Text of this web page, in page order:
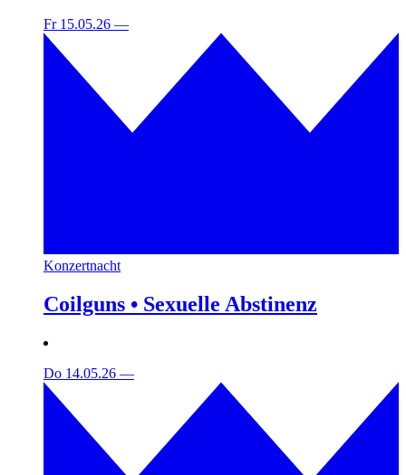
Fr 15.05.26 —
Konzertnacht
Coilguns • Sexuelle Abstinenz
Do 14.05.26 —